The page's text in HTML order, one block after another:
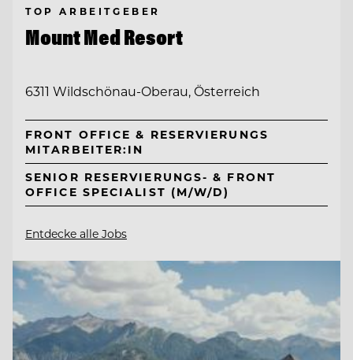
TOP ARBEITGEBER
Mount Med Resort
6311 Wildschönau-Oberau, Österreich
FRONT OFFICE & RESERVIERUNGS
MITARBEITER:IN
SENIOR RESERVIERUNGS- & FRONT
OFFICE SPECIALIST (M/W/D)
Entdecke alle Jobs